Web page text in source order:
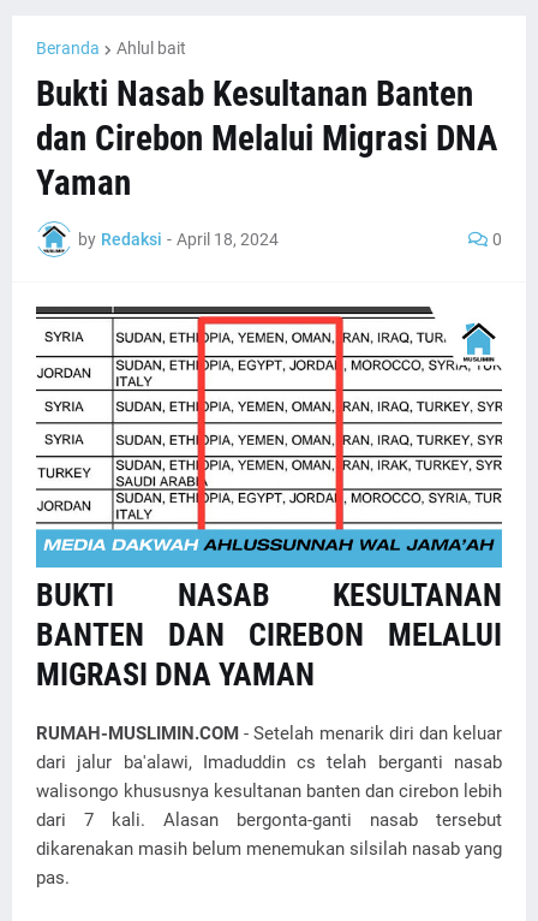
Beranda Ahlul bait
Bukti Nasab Kesultanan Banten
dan Cirebon Melalui Migrasi DNA
Yaman
by Redaksi - April 18, 2024 0
BUKTI NASAB KESULTANAN
BANTEN DAN CIREBON MELALUI
MIGRASI DNA YAMAN
RUMAH-MUSLIMIN.COM - Setelah menarik diri dan keluar
dari jalur ba'alawi, Imaduddin cs telah berganti nasab
walisongo khususnya kesultanan banten dan cirebon lebih
dari 7 kali. Alasan bergonta-ganti nasab tersebut
dikarenakan masih belum menemukan silsilah nasab yang
pas.